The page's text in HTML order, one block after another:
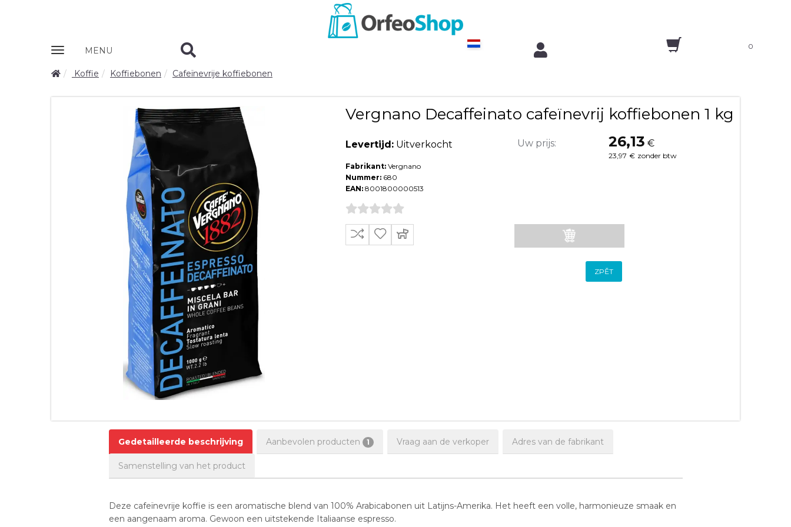
Zobrazit
MENU 0
Koffie Koffiebonen Cafeïnevrije koffiebonen
Vergnano Decaffeinato cafeïnevrij koffiebonen 1 kg
Levertijd: Uitverkocht
Fabrikant: Vergnano
Nummer: 680
EAN: 8001800000513
Uw prijs: 26,13 €
23,97 € zonder btw
ZPĚT
Gedetailleerde beschrijving Aanbevolen producten 1 Vraag aan de verkoper Adres van de fabrikant
Samenstelling van het product
Deze cafeïnevrije koffie is een aromatische blend van 100% Arabicabonen uit Latijns-Amerika. Het heeft een volle, harmonieuze smaak en
een aangenaam aroma. Gewoon een uitstekende Italiaanse espresso.